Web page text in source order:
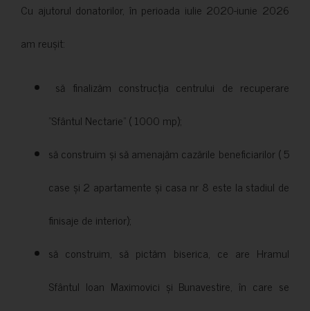
Cu ajutorul donatorilor, în perioada iulie 2020-iunie 2026
am reușit:
să finalizăm construcția centrului de recuperare
”Sfântul Nectarie” ( 1000 mp);
să construim și să amenajăm cazările beneficiarilor ( 5
case și 2 apartamente și casa nr 8 este la stadiul de
finisaje de interior);
să construim, să pictăm biserica, ce are Hramul
Sfântul Ioan Maximovici și Bunavestire, în care se